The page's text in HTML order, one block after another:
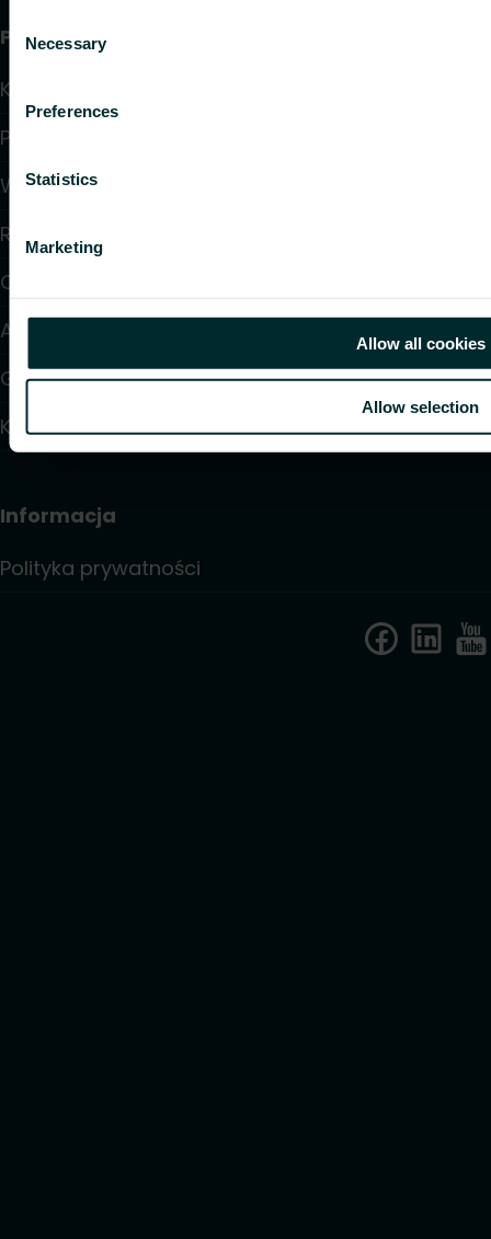
Selection
Necessary
Preferences
Statistics
Marketing
Allow all cookies
Allow selection
Przydatne linki
Kalkulatory doboru produktów
Pliki do pobrania
Wsparcie
Rozwiązania
O nas
Artykuły
Gdzie kupić
Kontakt
Informacja
Polityka prywatności